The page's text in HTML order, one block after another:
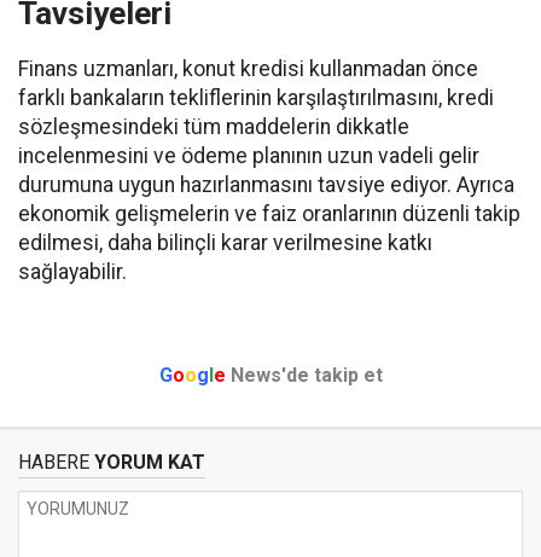
Tavsiyeleri
Finans uzmanları, konut kredisi kullanmadan önce
farklı bankaların tekliflerinin karşılaştırılmasını, kredi
sözleşmesindeki tüm maddelerin dikkatle
incelenmesini ve ödeme planının uzun vadeli gelir
durumuna uygun hazırlanmasını tavsiye ediyor. Ayrıca
ekonomik gelişmelerin ve faiz oranlarının düzenli takip
edilmesi, daha bilinçli karar verilmesine katkı
sağlayabilir.
Google News'de takip et
HABERE YORUM KAT